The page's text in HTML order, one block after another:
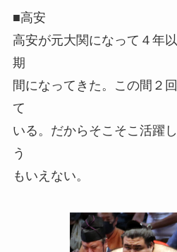
■高安
高安が元大関になって４年
期
間になってきた。この間２
て
いる。だからそこそこ活躍
う
もいえない。